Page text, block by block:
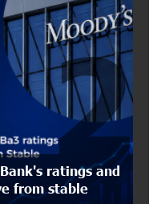
the Placement of
to Great Victories:
Online Tournament
and the Armenian State
the Forest
ratings and
from stable
2